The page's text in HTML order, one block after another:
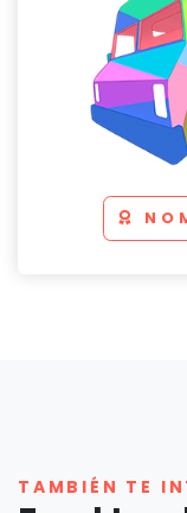
TAMBIÉN TE